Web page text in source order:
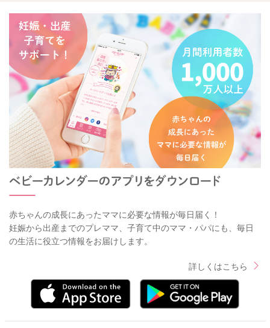
赤ちゃんの成長にあったママに必要な情報が毎日届く！
妊娠から出産までのプレママ、子育て中のママ・パパにも、毎日
の生活に役立つ情報をお届けします。
詳しくはこちら